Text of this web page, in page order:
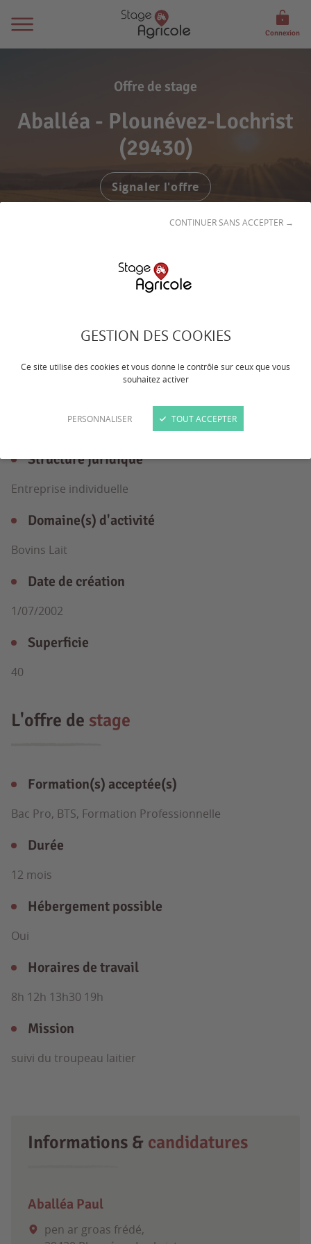
GESTION DES COOKIES
Ce site utilise des cookies et vous donne le contrôle sur ceux que vous
souhaitez activer
PERSONNALISER
CONTINUER SANS ACCEPTER →
TOUT ACCEPTER
Connexion
Offre de stage
Aballéa - Plounévez-Lochrist
(29430)
Signaler l'offre
Elevage laitier de 40 VL et 40 ha
Structure juridique
Entreprise individuelle
Domaine(s) d'activité
Bovins Lait
Date de création
1/07/2002
Superficie
40
L'offre de stage
Formation(s) acceptée(s)
Bac Pro, BTS, Formation Professionnelle
Durée
12 mois
Hébergement possible
Oui
Horaires de travail
8h 12h 13h30 19h
Mission
suivi du troupeau laitier
Informations & candidatures
Aballéa Paul
pen ar groas frédé,